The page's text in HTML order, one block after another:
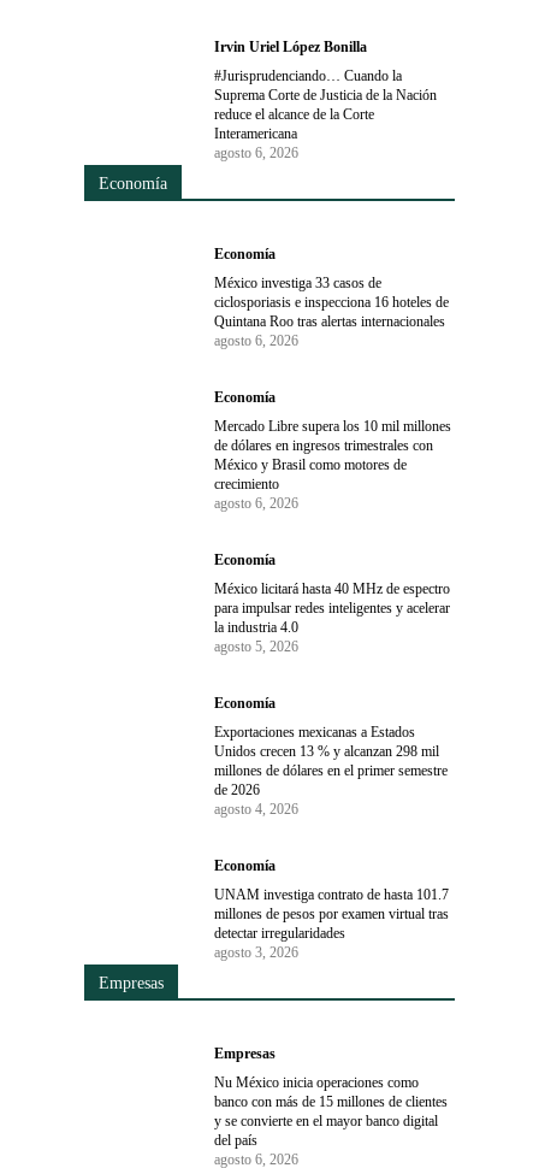
Irvin Uriel López Bonilla
#Jurisprudenciando… Cuando la
Suprema Corte de Justicia de la Nación
reduce el alcance de la Corte
Interamericana
agosto 6, 2026
Economía
Economía
México investiga 33 casos de
ciclosporiasis e inspecciona 16 hoteles de
Quintana Roo tras alertas internacionales
agosto 6, 2026
Economía
Mercado Libre supera los 10 mil millones
de dólares en ingresos trimestrales con
México y Brasil como motores de
crecimiento
agosto 6, 2026
Economía
México licitará hasta 40 MHz de espectro
para impulsar redes inteligentes y acelerar
la industria 4.0
agosto 5, 2026
Economía
Exportaciones mexicanas a Estados
Unidos crecen 13 % y alcanzan 298 mil
millones de dólares en el primer semestre
de 2026
agosto 4, 2026
Economía
UNAM investiga contrato de hasta 101.7
millones de pesos por examen virtual tras
detectar irregularidades
agosto 3, 2026
Empresas
Empresas
Nu México inicia operaciones como
banco con más de 15 millones de clientes
y se convierte en el mayor banco digital
del país
agosto 6, 2026